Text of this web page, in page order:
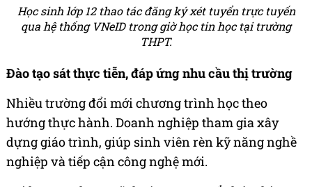
Học sinh lớp 12 thao tác đăng ký xét tuyển trực tuyến
qua hệ thống VNeID trong giờ học tin học tại trường
THPT.
Đào tạo sát thực tiễn, đáp ứng nhu cầu thị trường
Nhiều trường đổi mới chương trình học theo
hướng thực hành. Doanh nghiệp tham gia xây
dựng giáo trình, giúp sinh viên rèn kỹ năng nghề
nghiệp và tiếp cận công nghệ mới.